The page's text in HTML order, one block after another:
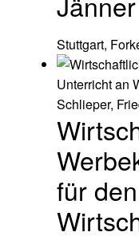
Stuttgart,
Schlieper,
für